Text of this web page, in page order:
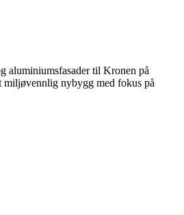
aluminiumsfasader til Kronen på
miljøvennlig nybygg med fokus på